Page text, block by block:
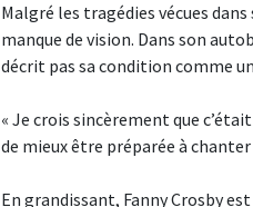
Malgré les tragédies vécues
manque de vision. Dans son
décrit pas sa condition comme
« Je crois sincèrement que
de mieux être préparée à
En grandissant, Fanny Crosby